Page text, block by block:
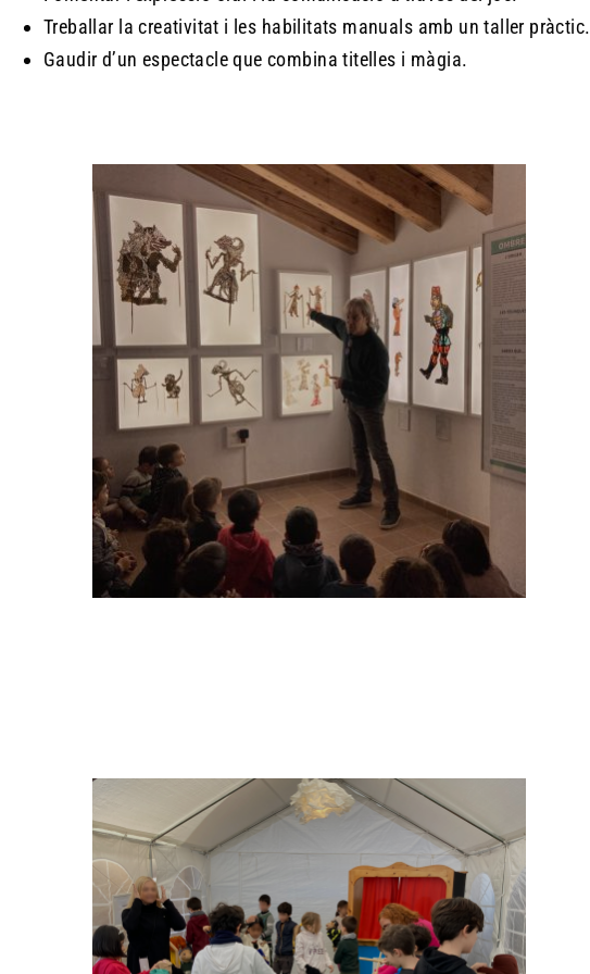
Treballar la creativitat i les habilitats manuals amb un taller pràctic.
Gaudir d’un espectacle que combina titelles i màgia.